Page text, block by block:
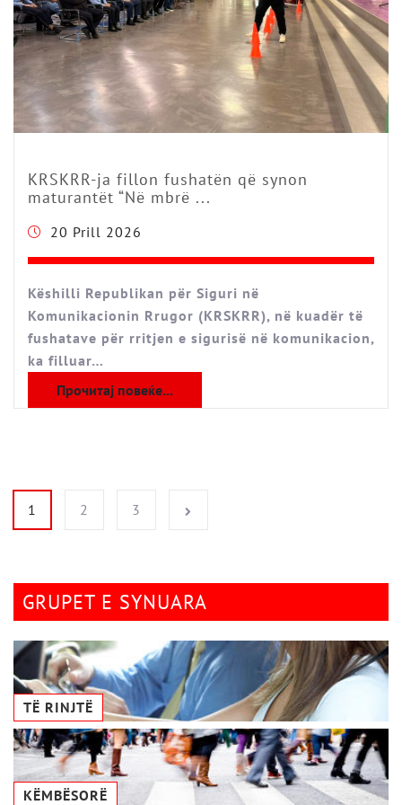
KRSKRR-ja fillon fushatën që synon
maturantët “Në mbrë ...
20 Prill 2026
Këshilli Republikan për Siguri në
Komunikacionin Rrugor (KRSKRR), në kuadër të
fushatave për rritjen e sigurisë në komunikacion,
ka filluar…
Прочитај повеќе...
Faqosje postimesh
1 2 3
GRUPET E SYNUARA
TË RINJTË
KËMBËSORË